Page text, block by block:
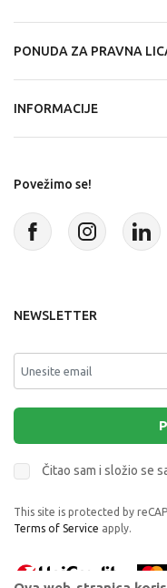
PONUDA ZA PRAVNA
INFORMACIJE
Povežimo se!
NEWSLETTER
Čitao sam i složio se
This site is protected by
Terms of Service apply.